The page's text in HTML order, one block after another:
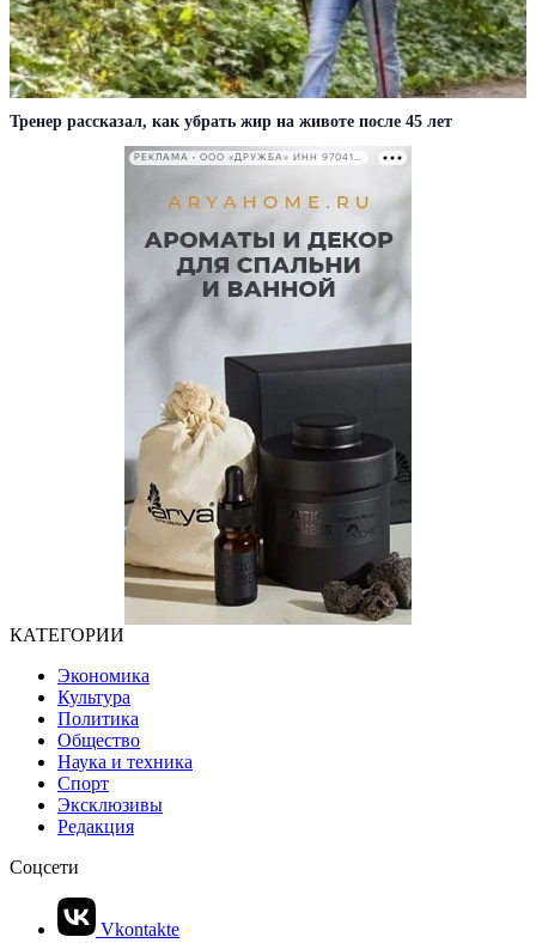
Тренер рассказал, как убрать жир на животе после 45 лет
РЕКЛАМА • ООО «ДРУЖБА» ИНН 9704146411
КАТЕГОРИИ
Экономика
Культура
Политика
Общество
Наука и техника
Спорт
Эксклюзивы
Редакция
Соцсети
Vkontakte